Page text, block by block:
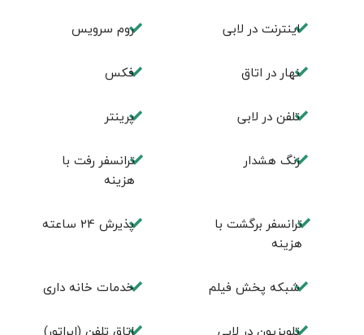
اينترنت در لابی روم سرويس
نهار در اتاق فكس
تلفن در لابی پرینتر
زنگ هشدار
ترانسفر رفت با
هزینه
ترانسفر برگشت با
هزینه
پذیرش 24 ساعته
شبکه پخش فیلم خدمات خانه داری